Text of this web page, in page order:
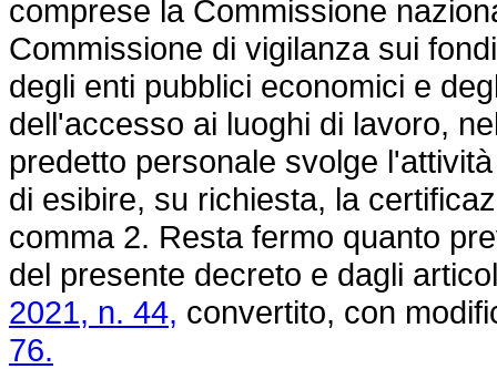
comprese la Commissione
Commissione di vigilanza sui
degli enti pubblici economici e
dell'accesso ai luoghi di lavoro,
predetto personale svolge
di esibire, su richiesta, la
comma 2. Resta fermo quanto
del presente decreto e dagli
2021, n. 44, convertito, con
76.